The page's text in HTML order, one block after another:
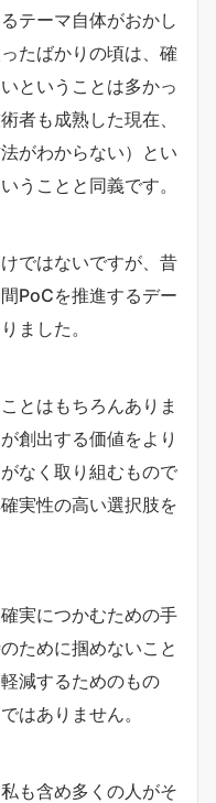
テーマ自体がおかし
たばかりの頃は、確
ということは多かっ
者も成熟した現在、
がわからない）とい
うことと同義です。
ではないですが、昔
PoCを推進するデー
ました。
とはもちろんありま
創出する価値をより
なく取り組むもので
実性の高い選択肢を
実につかむための手
ために掴めないこと
減するためのもの
はありません。
も含め多くの人がそ